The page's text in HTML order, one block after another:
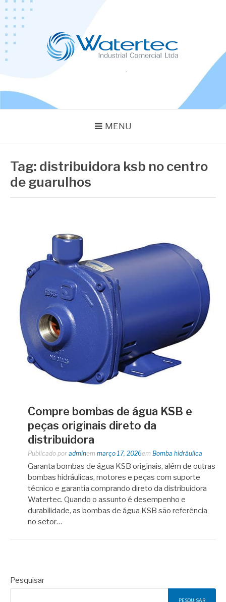
Pular
para
conteúdo
MENU
Tag: distribuidora ksb no centro
de guarulhos
Compre bombas de água KSB e
peças originais direto da
distribuidora
Publicado por adminem março 17, 2026em Bomba hidráulica
Garanta bombas de água KSB originais, além de outras
bombas hidráulicas, motores e peças com suporte
técnico e garantia comprando direto da distribuidora
Watertec. Quando o assunto é desempenho e
durabilidade, as bombas de água KSB são referência
no setor…
Pesquisar
PESQUISAR